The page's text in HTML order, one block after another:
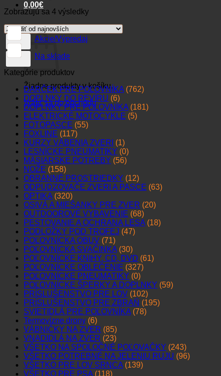
0,00€
Košík
Žiadne produkty v košíku.
Vrátiť sa do obchodu
Zobrazujú sa 4 výsledkyZoradené
najnovších
Akcie/Výpredaj
Na sklade
Kategórie produktov
DARČEK PRE POĽOVNÍKA (762)
DOPLNKY DO REVÍRU (6)
DOPLNKY PRE POĽOVNÍKA (181)
ELEKTRICKÉ MOTOCYKLE (5)
FOTOPASCE (55)
FOXLINE (117)
KURZY VÁBENIA ZVERI (1)
LESNÍCKE PNEUMATIKY (0)
MÄSIARSKE POTREBY (56)
NOŽE (158)
OBRANNÉ PROSTRIEDKY (12)
ODPUDZOVAČE ZVERI A PASCE (63)
OPTIKA (320)
OSIVÁ A MIEŠANKY PRE ZVER (20)
OUTDOOROVÉ VYBAVENIE (68)
PESTOVANIE A OCHRANA LESA (18)
PODLOŽKY POD TROFEJ (47)
POĽOVNÍCKA OBUV (71)
POĽOVNÍCKA SVAČINKA (30)
POĽOVNÍCKE KNIHY, CD, DVD (61)
POĽOVNÍCKE OBLEČENIE (327)
POĽOVNÍCKE PNEUMATIKY (0)
POĽOVNÍCKE ŠPERKY A DOPLNKY (59)
PRÍSLUŠENSTVO PRE LOV (102)
PRÍSLUŠENSTVO PRE ZBRAŇ (195)
SVIETIDLÁ PRE POĽOVNÍKA (78)
Termovízne drony (6)
VÁBNIČKY NA ZVER (85)
VNADIDLÁ NA ZVER (23)
VŠETKO NA SPOLOČNÉ POĽOVAČKY (243)
VŠETKO POTREBNÉ NA JELENIU RUJU (96)
VŠETKO PRE LOV SRNCA (139)
VŠETKO PRE PSA (118)